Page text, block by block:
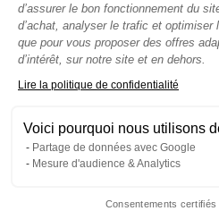
d’assurer le bon fonctionnement du
d’achat, analyser le trafic et
que pour vous proposer des offres
d’intérêt, sur notre site et en dehors.
Lire la politique de confidentialité
Voici pourquoi nous utilisons
Partage de données avec Google
Mesure d'audience & Analytics
Consentements certifiés
Axeptio
trail/running
X-PLORE CANS
59.95€
Flasque
FLASK 150 ML